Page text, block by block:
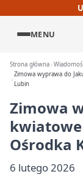
MENU
Strona główna
Zimowa wyprawa do
Lubin
Zimowa
Ośrodka
6 lutego 2026